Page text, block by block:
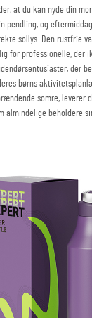
at du kan nyde din
pendling, og
sollys. Den rustfrie
for professionelle, der
der
børns
somre, leverer
almindelige beholdere